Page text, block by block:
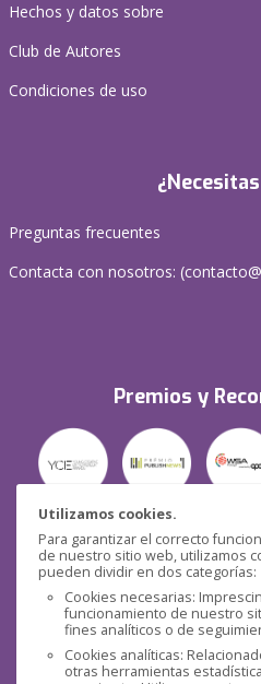
Utilizamos cookies.
Para garantizar el correcto
de nuestro sitio web, utilizamos
pueden dividir en dos categorías:
Cookies necesarias:
funcionamiento de nuestro
fines analíticos o de
Cookies analíticas:
otras herramientas
Hechos y datos sobre
Club de Autores
Condiciones de uso
Preguntas frecuentes
Contacta con nosotros: (
Premios y